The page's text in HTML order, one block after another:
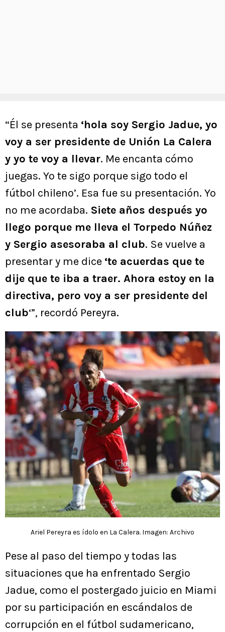
“Él se presenta ‘hola soy Sergio Jadue, yo
voy a ser presidente de Unión La Calera
y yo te voy a llevar. Me encanta cómo
juegas. Yo te sigo porque sigo todo el
fútbol chileno’. Esa fue su presentación. Yo
no me acordaba. Siete años después yo
llego porque me lleva el Torpedo Núñez
y Sergio asesoraba al club. Se vuelve a
presentar y me dice ‘te acuerdas que te
dije que te iba a traer. Ahora estoy en la
directiva, pero voy a ser presidente del
club‘”, recordó Pereyra.
Ariel Pereyra es ídolo en La Calera. Imagen: Archivo
Pese al paso del tiempo y todas las
situaciones que ha enfrentado Sergio
Jadue, como el postergado juicio en Miami
por su participación en escándalos de
corrupción en el fútbol sudamericano,